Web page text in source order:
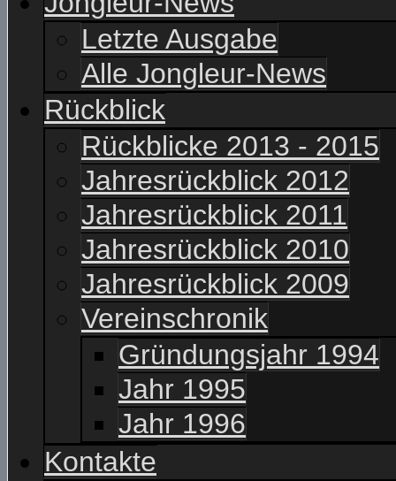
Letzte Ausgabe
Alle Jongleur-News
Rückblick
Rückblicke 2013 - 2015
Jahresrückblick 2012
Jahresrückblick 2011
Jahresrückblick 2010
Jahresrückblick 2009
Vereinschronik
Gründungsjahr 1994
Jahr 1995
Jahr 1996
Kontakte